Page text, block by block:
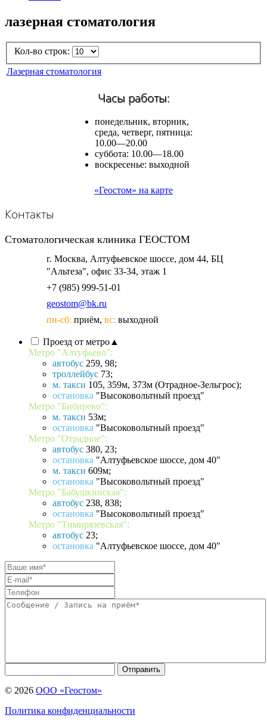
лазерная стоматология
Кол-во строк:
Лазерная стоматология
Часы работы:
понедельник, вторник,
среда, четверг, пятница:
10.00—20.00
суббота: 10.00—18.00
воскресенье: выходной
«Геостом» на карте
Контакты
Стоматологическая клиника ГЕОСТОМ
г. Москва, Алтуфьевское шоссе, дом 44, БЦ
"Альтеза", офис 33-34, этаж 1
+7 (985) 999-51-01
пн-сб: приём, вс: выходной
Проезд от метро ▲
Метро "Алтуфьево":
автобус 259, 98;
троллейбус 73;
м. такси 105, 359м, 373м (Отрадное-Зельгрос);
остановка "Высоковольтный проезд"
Метро "Бибирево":
м. такси 53м;
остановка "Высоковольтный проезд"
Метро "Отрадное":
автобус 380, 23;
остановка "Алтуфьевское шоссе, дом 40"
м. такси 609м;
остановка "Высоковольтный проезд"
Метро "Бабушкинская":
автобус 238, 838;
остановка "Высоковольтный проезд"
Метро "Тимирязевская":
автобус 23;
остановка "Алтуфьевское шоссе, дом 40"
Отправить
© 2026 ООО «Геостом»
Политика конфиденциальности